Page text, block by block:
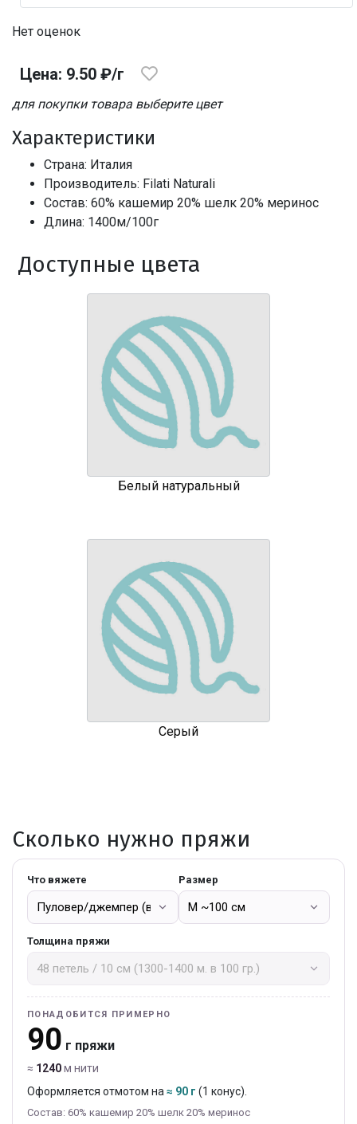
Нет оценок
Цена: 9.50 ₽/г
для покупки товара выберите цвет
Характеристики
Страна: Италия
Производитель: Filati Naturali
Состав: 60% кашемир 20% шелк 20% меринос
Длина: 1400м/100г
Доступные цвета
Белый натуральный
Серый
Сколько нужно пряжи
Что вяжете Размер
Толщина пряжи
ПОНАДОБИТСЯ ПРИМЕРНО
90 г пряжи
≈ 1240м нити
Оформляется отмотом на≈ 90 г (1 конус).
Состав: 60% кашемир 20% шелк 20% меринос